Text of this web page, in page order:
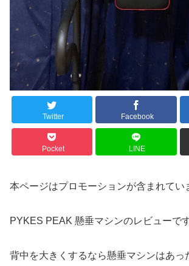
Twitter Facebook
Pocket LINE
本ページはプロモーションが含まれてい
PYKES PEAK 懸垂マシンのレビューです
背中を大きくするなら懸垂マシンはあっ